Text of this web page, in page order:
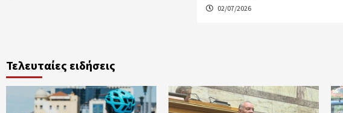
02/07/2026
Τελευταίες ειδήσεις